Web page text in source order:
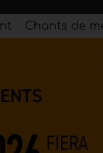
Chants de